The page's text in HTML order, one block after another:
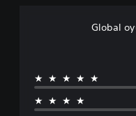
Global
★★★★★
★★★★